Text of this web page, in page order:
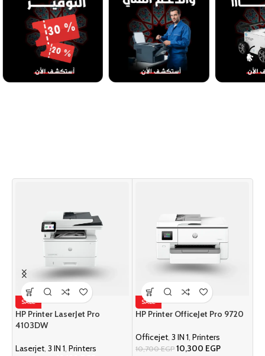
SALE
HP Printer LaserJet Pro
4103DW
Laserjet, 3 IN 1, Printers
SALE
HP Printer OfficeJet Pro 9720
Officejet, 3 IN 1, Printers
10,700EGP 10,300 EGP